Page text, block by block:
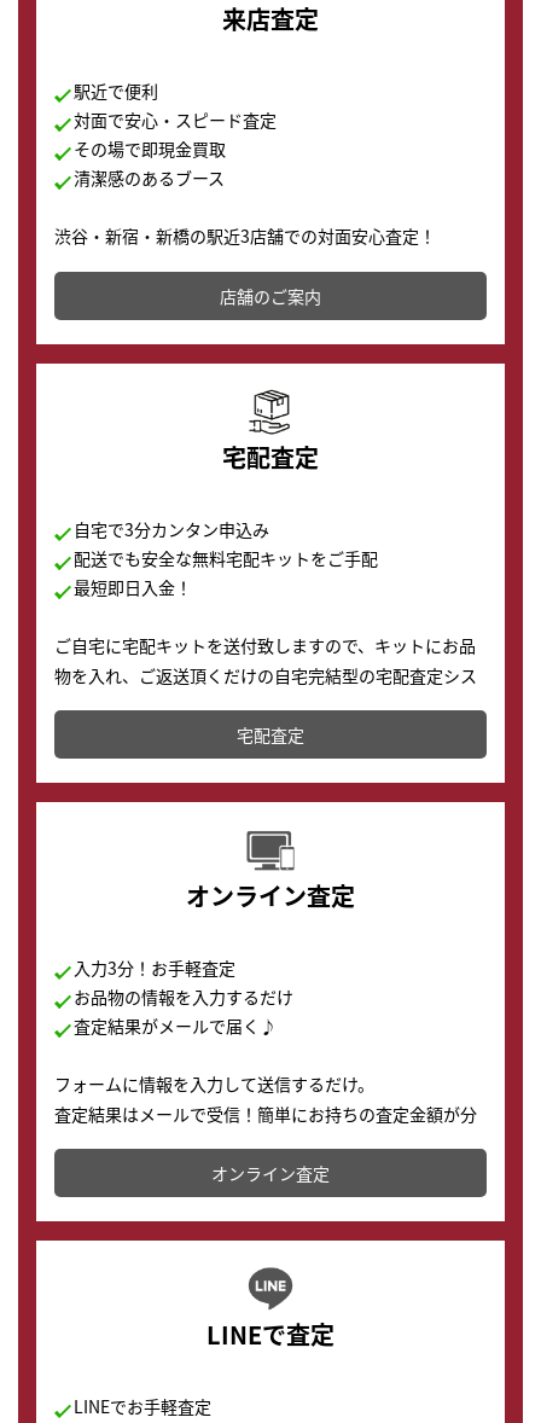
来店査定
駅近で便利
対面で安心・スピード査定
その場で即現金買取
清潔感のあるブース
渋谷・新宿・新橋の駅近3店舗での対面安心査定！
その場で現金買取致します。渋谷本店では、時計販売の
店舗を併設しており、下取りに出してお得に新しい時計
の購入もできます♪
店舗のご案内
宅配査定
自宅で3分カンタン申込み
配送でも安全な無料宅配キットをご手配
最短即日入金！
ご自宅に宅配キットを送付致しますので、キットにお品
物を入れ、ご返送頂くだけの自宅完結型の宅配査定シス
テムです。
配送でも簡単&安全に査定・買取に出すことが可能で
す。
宅配査定
オンライン査定
入力3分！お手軽査定
お品物の情報を入力するだけ
査定結果がメールで届く♪
フォームに情報を入力して送信するだけ。
査定結果はメールで受信！簡単にお持ちの査定金額が分
かります。
オンライン査定
LINEで査定
LINEでお手軽査定